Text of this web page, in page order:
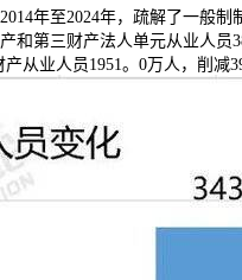
年至2024年，疏解了一般制
第三财产法人单元从业人员
从业人员1951。0万人，削减